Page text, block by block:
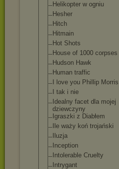
Helikopter w ogniu
Hesher
Hitch
Hitmain
Hot Shots
House of 1000 corpses
Hudson Hawk
Human traffic
I love you Phillip Morris
I tak i nie
Idealny facet dla mojej
dziewczyny
Igraszki z Diabłem
Ile waży koń trojański
Iluzja
Inception
Intolerable Cruelty
Intrygant